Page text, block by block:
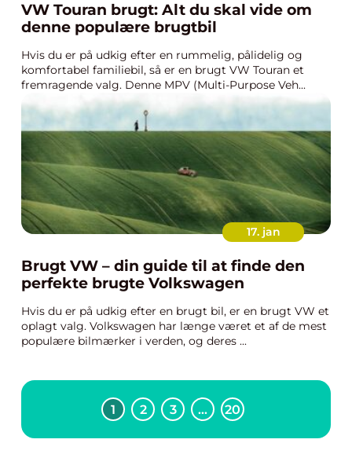
VW Touran brugt: Alt du skal vide om
denne populære brugtbil
Hvis du er på udkig efter en rummelig, pålidelig og
komfortabel familiebil, så er en brugt VW Touran et
fremragende valg. Denne MPV (Multi-Purpose Veh...
17. jan
Brugt VW – din guide til at finde den
perfekte brugte Volkswagen
Hvis du er på udkig efter en brugt bil, er en brugt VW et
oplagt valg. Volkswagen har længe været et af de mest
populære bilmærker i verden, og deres ...
1 2 3 … 20